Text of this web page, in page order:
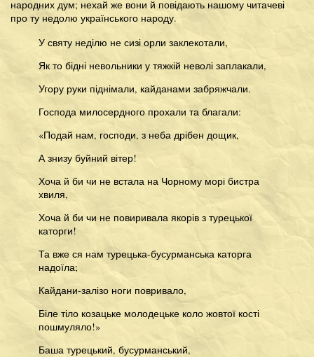
народних дум; нехай же вони й повідають нашому читачеві
про ту недолю українського народу.
У святу неділю не сизі орли заклекотали,
Як то бідні невольники у тяжкій неволі заплакали,
Угору руки піднімали, кайданами забряжчали.
Господа милосердного прохали та благали:
«Подай нам, господи, з неба дрібен дощик,
А знизу буйний вітер!
Хоча й би чи не встала на Чорному морі бистра
хвиля,
Хоча й би чи не повиривала якорів з турецької
каторги!
Та вже ся нам турецька-бусурманська каторга
надоїла;
Кайдани-залізо ноги повривало,
Біле тіло козацьке молодецьке коло жовтої кості
пошмуляло!»
Баша турецький, бусурманський,